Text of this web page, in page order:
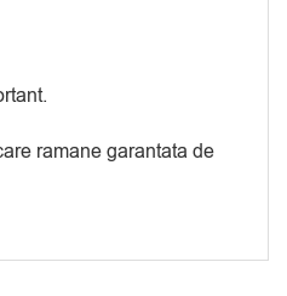
ramane garantata de